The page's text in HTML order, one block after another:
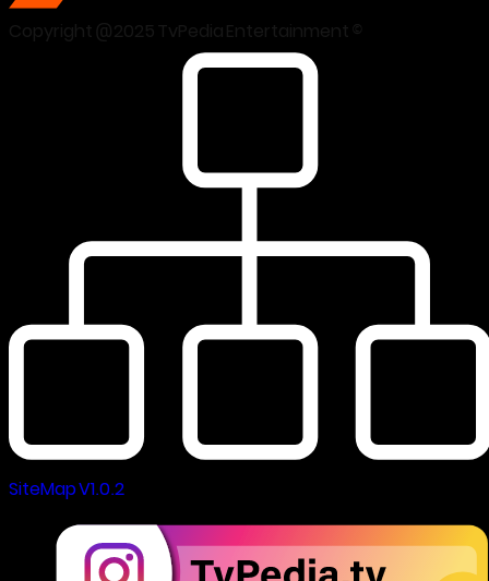
SiteMap V1.0.2